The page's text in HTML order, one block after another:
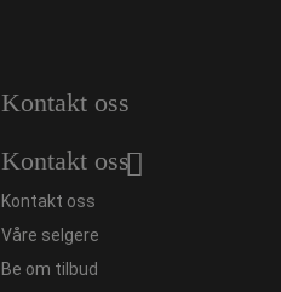
Kontakt oss
Kontakt oss
Kontakt oss
Våre selgere
Be om tilbud